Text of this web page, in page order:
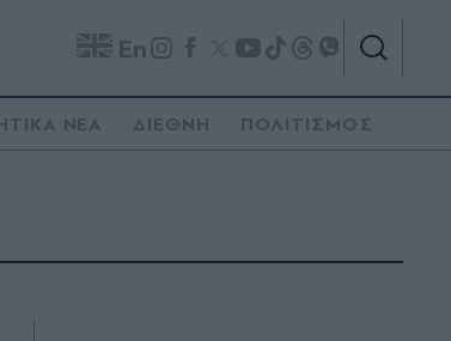
En
ΝΕΑ ΔΙΕΘΝΗ ΠΟΛΙΤΙΣΜΟΣ